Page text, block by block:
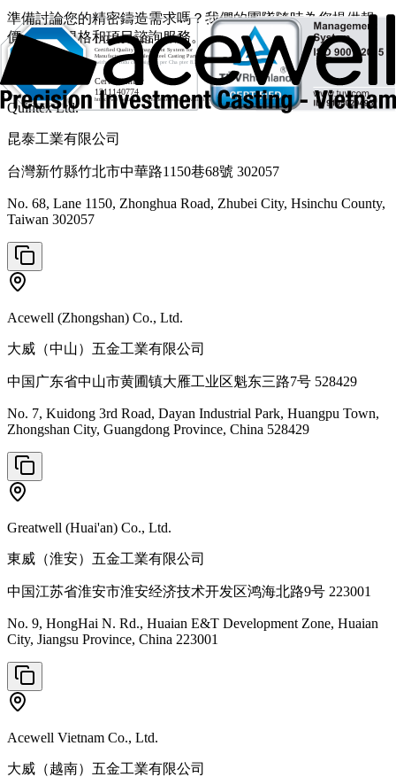
準備討論您的精密鑄造需求嗎？我們的團隊隨時為您提供報
價、技術規格和項目諮詢服務。
Quintex Ltd.
昆泰工業有限公司
台灣新竹縣竹北市中華路1150巷68號 302057
No. 68, Lane 1150, Zhonghua Road, Zhubei City, Hsinchu County,
Taiwan 302057
Acewell (Zhongshan) Co., Ltd.
大威（中山）五金工業有限公司
中国广东省中山市黄圃镇大雁工业区魁东三路7号 528429
No. 7, Kuidong 3rd Road, Dayan Industrial Park, Huangpu Town,
Zhongshan City, Guangdong Province, China 528429
Greatwell (Huai'an) Co., Ltd.
東威（淮安）五金工業有限公司
中国江苏省淮安市淮安经济技术开发区鸿海北路9号 223001
No. 9, HongHai N. Rd., Huaian E&T Development Zone, Huaian
City, Jiangsu Province, China 223001
Acewell Vietnam Co., Ltd.
大威（越南）五金工業有限公司